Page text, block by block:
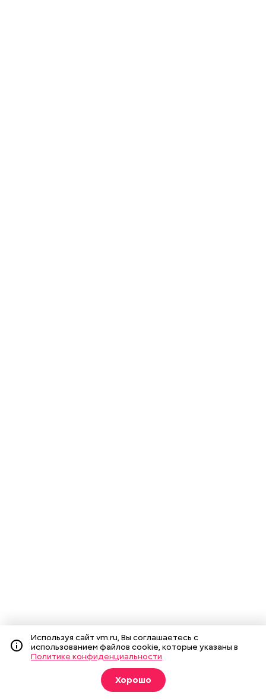
Используя сайт vm.ru, Вы соглашаетесь с
использованием файлов cookie, которые указаны в
Политике конфиденциальности
Хорошо